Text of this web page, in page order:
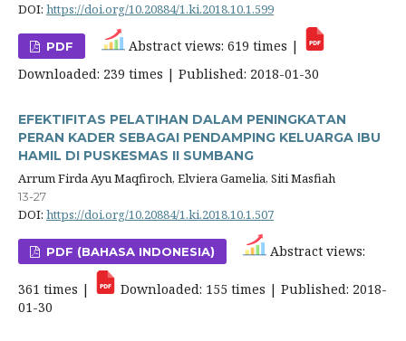
DOI: https://doi.org/10.20884/1.ki.2018.10.1.599
PDF
Abstract views: 619 times |
Downloaded: 239 times | Published: 2018-01-30
EFEKTIFITAS PELATIHAN DALAM PENINGKATAN
PERAN KADER SEBAGAI PENDAMPING KELUARGA IBU
HAMIL DI PUSKESMAS II SUMBANG
Arrum Firda Ayu Maqfiroch, Elviera Gamelia, Siti Masfiah
13-27
DOI: https://doi.org/10.20884/1.ki.2018.10.1.507
PDF (BAHASA INDONESIA) Abstract views:
361 times |
Downloaded: 155 times | Published: 2018-
01-30